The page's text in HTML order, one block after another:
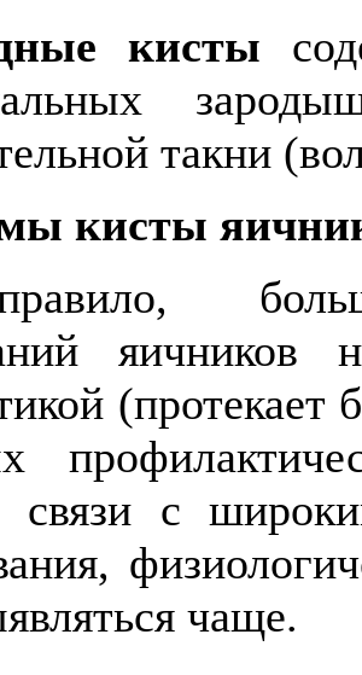
кисты
такни
кисты
яичников
(протекает
с
чаще.